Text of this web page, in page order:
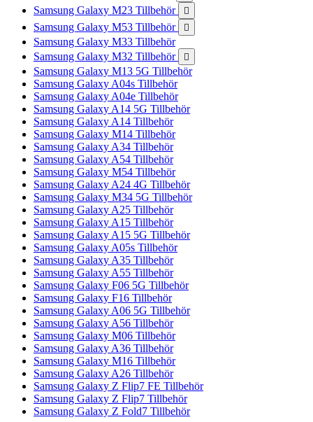
Samsung Galaxy M23 Tillbehör 
Samsung Galaxy M53 Tillbehör 
Samsung Galaxy M33 Tillbehör
Samsung Galaxy M32 Tillbehör

Samsung Galaxy M13 5G Tillbehör
Samsung Galaxy A04s Tillbehör
Samsung Galaxy A04e Tillbehör
Samsung Galaxy A14 5G Tillbehör
Samsung Galaxy A14 Tillbehör
Samsung Galaxy M14 Tillbehör
Samsung Galaxy A34 Tillbehör
Samsung Galaxy A54 Tillbehör
Samsung Galaxy M54 Tillbehör
Samsung Galaxy A24 4G Tillbehör
Samsung Galaxy M34 5G Tillbehör
Samsung Galaxy A25 Tillbehör
Samsung Galaxy A15 Tillbehör
Samsung Galaxy A15 5G Tillbehör
Samsung Galaxy A05s Tillbehör
Samsung Galaxy A35 Tillbehör
Samsung Galaxy A55 Tillbehör
Samsung Galaxy F06 5G Tillbehör
Samsung Galaxy F16 Tillbehör
Samsung Galaxy A06 5G Tillbehör
Samsung Galaxy A56 Tillbehör
Samsung Galaxy M06 Tillbehör
Samsung Galaxy A36 Tillbehör
Samsung Galaxy M16 Tillbehör
Samsung Galaxy A26 Tillbehör
Samsung Galaxy Z Flip7 FE Tillbehör
Samsung Galaxy Z Flip7 Tillbehör
Samsung Galaxy Z Fold7 Tillbehör